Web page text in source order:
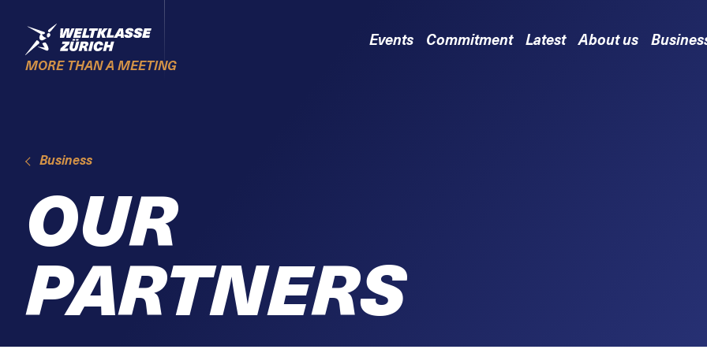
Home
MORE THAN A MEETING
Events Commitment Latest About us
Business
OUR
PARTNERS